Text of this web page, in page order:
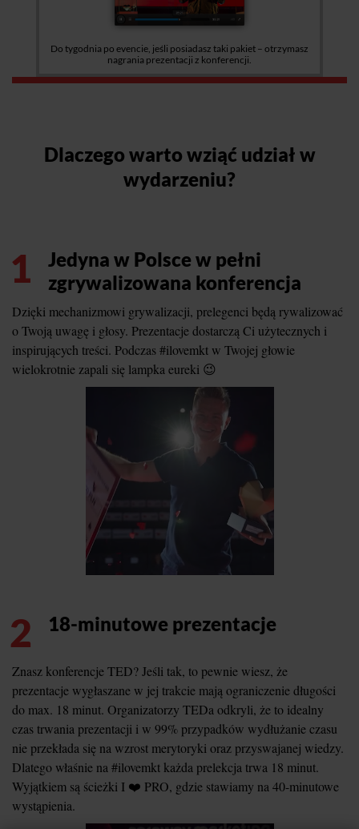
Do tygodnia po evencie, jeśli posiadasz taki pakiet – otrzymasz
nagrania prezentacji z konferencji.
Dlaczego warto wziąć udział w
wydarzeniu?
1
Jedyna w Polsce w pełni
zgrywalizowana konferencja
Dzięki mechanizmowi grywalizacji, prelegenci będą rywalizować
o Twoją uwagę i głosy. Prezentacje dostarczą Ci użytecznych i
inspirujących treści. Podczas #ilovemkt w Twojej głowie
wielokrotnie zapali się lampka eureki 😉
2 18-minutowe prezentacje
Znasz konferencje TED? Jeśli tak, to pewnie wiesz, że
prezentacje wygłaszane w jej trakcie mają ograniczenie długości
do max. 18 minut. Organizatorzy TEDa odkryli, że to idealny
czas trwania prezentacji i w 99% przypadków wydłużanie czasu
nie przekłada się na wzrost merytoryki oraz przyswajanej wiedzy.
Dlatego właśnie na #ilovemkt każda prelekcja trwa 18 minut.
Wyjątkiem są ścieżki I ❤️ PRO, gdzie stawiamy na 40-minutowe
wystąpienia.